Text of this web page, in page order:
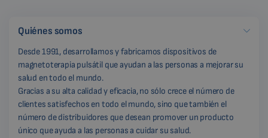
Quiénes somos
Desde 1991, desarrollamos y fabricamos dispositivos de
magnetoterapia pulsátil que ayudan a las personas a mejorar su
salud en todo el mundo.
Gracias a su alta calidad y eficacia, no sólo crece el número de
clientes satisfechos en todo el mundo, sino que también el
número de distribuidores que desean promover un producto
único que ayuda a las personas a cuidar su salud.